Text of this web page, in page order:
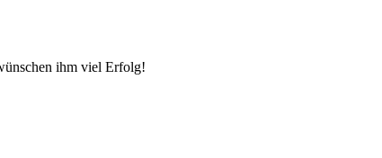
ihm viel Erfolg!